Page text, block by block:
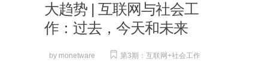
大趋势 | 互联网与社会工
作：过去，今天和未来
by monetware 第3期：互联网+社会工作